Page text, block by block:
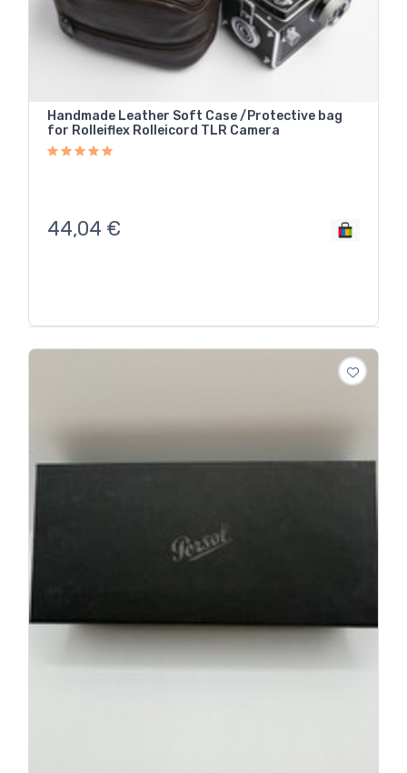
Handmade Leather Soft Case /Protective bag
for Rolleiflex Rolleicord TLR Camera
44,04 €